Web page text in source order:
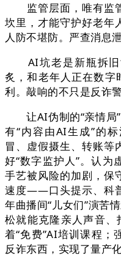
监管层面，唯有监
坎里，才能守护好老年
人防不堪防。严查消息泄
AI坑老是新瓶拆旧
炙，和老年人正在数字
利。敲响的不只是反诈警
让AI伪制的“亲情局
有“内容由AI生成”的
冒、虚假摄生、转账等
好“数字监护人”。认为
手艺被风险的加剧，保
速度——口头提示、科
年曲播间“儿女们”演苦
松就能克隆亲人声音、
着“免费”AI培训课程；
反诈东西，实现了量产